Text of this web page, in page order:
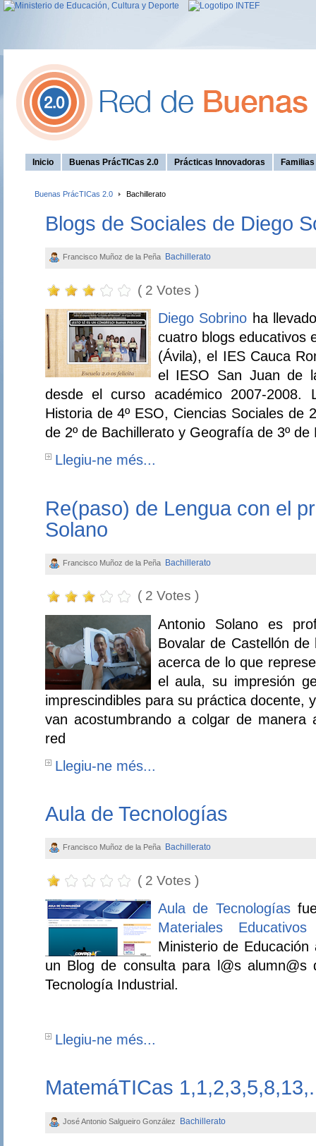
Inicio Buenas PrácTICas 2.0 Prácticas Innovadoras
Buenas PrácTICas 2.0 Bachillerato
Blogs de Sociales de Diego
Francisco Muñoz de la Peña Bachillerato
( 2 Votes )
Diego Sobrino ha
cuatro blogs educativos
(Ávila), el IES Cauca
el IESO San Juan de
desde el curso académico 2007-2008.
Historia de 4º ESO, Ciencias Sociales de
de 2º de Bachillerato y Geografía de 3º de
Llegiu-ne més...
Re(paso) de Lengua con el
Solano
Francisco Muñoz de la Peña Bachillerato
( 2 Votes )
Antonio Solano es
Bovalar de Castellón
acerca de lo que
el aula, su impresión
imprescindibles para su práctica docente,
van acostumbrando a colgar de manera
red
Llegiu-ne més...
Aula de Tecnologías
Francisco Muñoz de la Peña Bachillerato
( 2 Votes )
Aula de Tecnologías
Materiales
Ministerio de
un Blog de consulta para l@s alumn@s
Tecnología Industrial.
Llegiu-ne més...
MatemáTICas
José Antonio Salgueiro González Bachillerato